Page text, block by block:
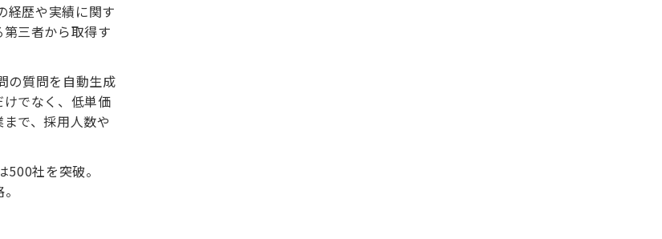
経歴や実績に関す
三者から取得す
の質問を自動生成
でなく、低単価
で、採用人数や
社を突破。